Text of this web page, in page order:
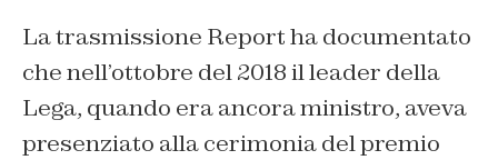
La trasmissione Report ha documentato
che nell’ottobre del 2018 il leader della
Lega, quando era ancora ministro, aveva
presenziato alla cerimonia del premio